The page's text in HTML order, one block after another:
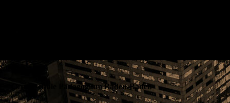
Grundschule Pädagogium Baden-Baden